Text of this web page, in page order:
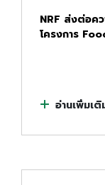
NRF ส่งต่อคว
โครงการ
อ่านเพิ่มเติ